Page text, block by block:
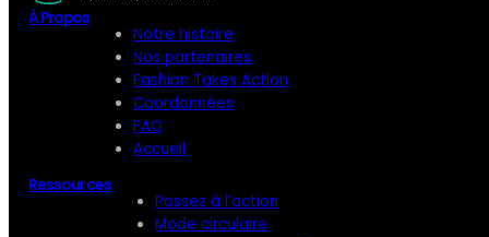
À Propos
Notre histoire
Nos partenaires
Fashion Takes Action
Coordonnées
FAQ
Accueil
Ressources
Passez à l’action
Mode circulaire